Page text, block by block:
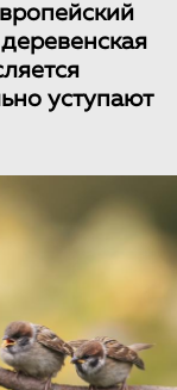
уступают